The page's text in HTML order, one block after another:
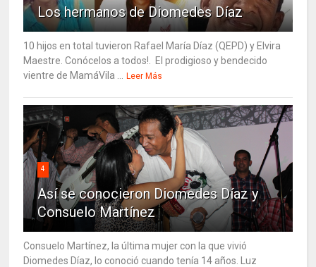
Los hermanos de Diomedes Díaz
10 hijos en total tuvieron Rafael María Díaz (QEPD) y Elvira
Maestre. Conócelos a todos!. El prodigioso y bendecido
vientre de MamáVila ...
Leer Más
4
Así se conocieron Diomedes Díaz y
Consuelo Martínez
Consuelo Martínez, la última mujer con la que vivió
Diomedes Díaz, lo conoció cuando tenía 14 años. Luz